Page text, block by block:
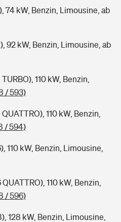
finden
für deine Kids
74 kW, Benzin, Limousine, ab
92 kW, Benzin, Limousine, ab
110 kW, Benzin,
/ 593)
110 kW, Benzin,
/ 594)
110 kW, Benzin, Limousine,
110 kW, Benzin,
/ 596)
128 kW, Benzin, Limousine,